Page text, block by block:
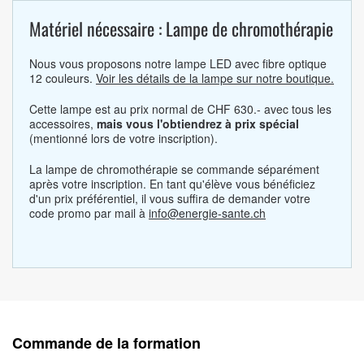
Matériel nécessaire : Lampe de chromothérapie
Nous vous proposons notre lampe LED avec fibre optique
12 couleurs. Voir les détails de la lampe sur notre boutique.
Cette lampe est au prix normal de CHF 630.- avec tous les
accessoires, mais vous l'obtiendrez à prix spécial
(mentionné lors de votre inscription).
La lampe de chromothérapie se commande séparément
après votre inscription. En tant qu'élève vous bénéficiez
d'un prix préférentiel, il vous suffira de demander votre
code promo par mail à info@energie-sante.ch
Commande de la formation